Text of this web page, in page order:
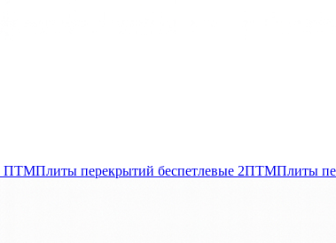
ПТМПлиты перекрытий беспетлевые 2ПТМПлиты